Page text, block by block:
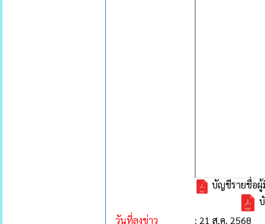
บัญชีรายชื่อผู้
วันที่ลงข่าว
: 21 ส.ค. 2568